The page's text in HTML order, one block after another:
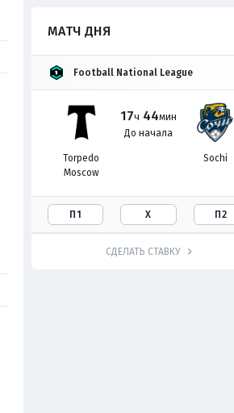
МАТЧ ДНЯ
Football National League
Torpedo
Moscow
17ч 44мин
До начала
Sochi
П1 Х П2
СДЕЛАТЬ СТАВКУ